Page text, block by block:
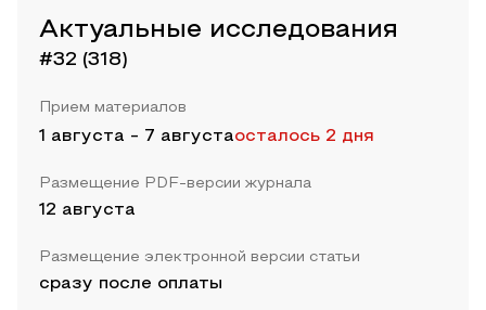
Актуальные исследования
#32 (318)
Прием материалов
1 августа - 7 августаосталось 2 дня
Размещение PDF-версии журнала
12 августа
Размещение электронной версии статьи
сразу после оплаты